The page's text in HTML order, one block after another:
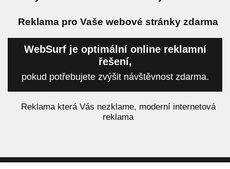
Reklama pro Vaše webové stránky zdarma
WebSurf je optimální online reklamní
řešení,
pokud potřebujete zvýšit návštěvnost zdarma.
Reklama která Vás nezklame, moderní internetová
reklama